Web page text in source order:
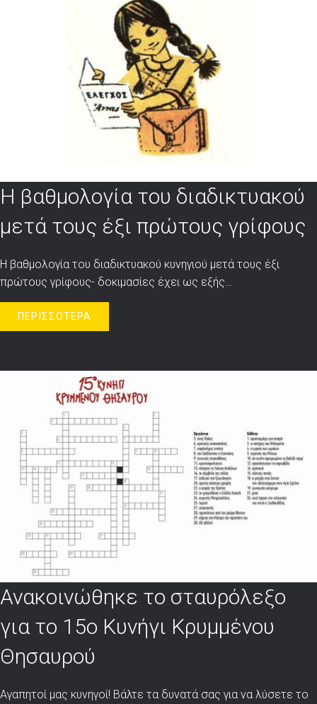
Η βαθμολογία του διαδικτυακού
μετά τους έξι πρώτους γρίφους
Η βαθμολογία του διαδικτυακού κυνηγιού μετά τους έξι
πρώτους γρίφους- δοκιμασίες έχει ως εξής…
ΠΕΡΙΣΣΟΤΕΡΑ
Ανακοινώθηκε το σταυρόλεξο
για το 15ο Κυνήγι Κρυμμένου
Θησαυρού
Αγαπητοί μας κυνηγοί! Βάλτε τα δυνατά σας για να λύσετε το